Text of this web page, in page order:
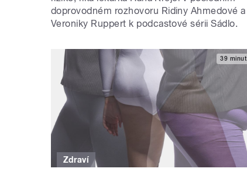
doprovodném rozhovoru Ridiny Ahmedové a
Veroniky Ruppert k podcastové sérii Sádlo.
39 minut
Zdraví